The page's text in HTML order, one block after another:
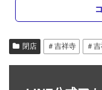
閉店 ＃吉祥寺 ＃